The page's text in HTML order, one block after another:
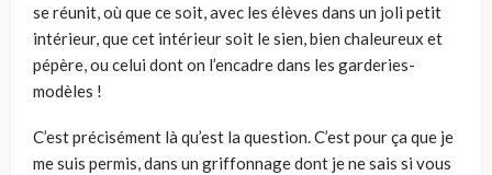
se réunit, où que ce soit, avec les élèves dans un joli petit
intérieur, que cet intérieur soit le sien, bien chaleureux et
pépère, ou celui dont on l’encadre dans les garderies-
modèles !
C’est précisément là qu’est la question. C’est pour ça que je
me suis permis, dans un griffonnage dont je ne sais si vous